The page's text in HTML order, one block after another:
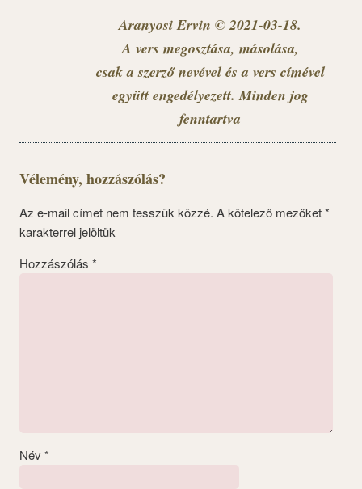
Aranyosi Ervin © 2021-03-18.
A vers megosztása, másolása,
csak a szerző nevével és a vers címével
együtt engedélyezett. Minden jog
fenntartva
Vélemény, hozzászólás?
Az e-mail címet nem tesszük közzé. A kötelező mezőket*
karakterrel jelöltük
Hozzászólás *
Név *